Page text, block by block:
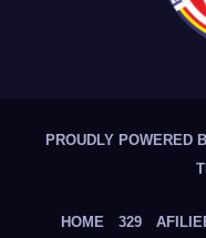
PROUDLY POWERED
HOME 329